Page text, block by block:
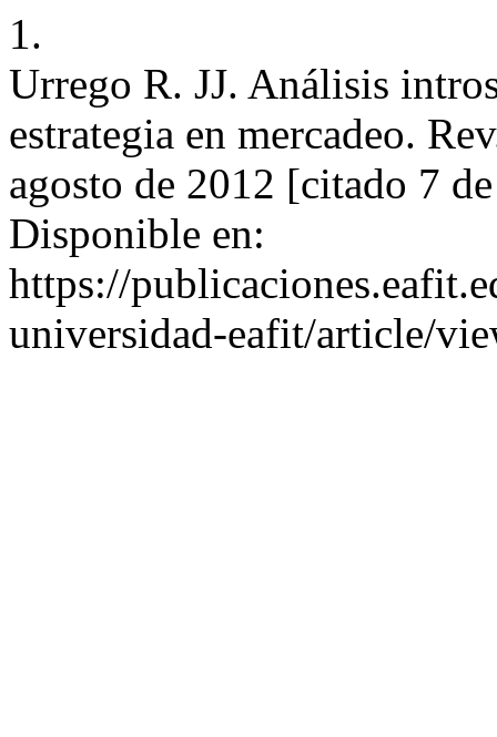
1.
Urrego R. JJ. Análisis
estrategia en mercadeo.
agosto de 2012 [citado 7
Disponible en:
https://
universidad-eafit/article/